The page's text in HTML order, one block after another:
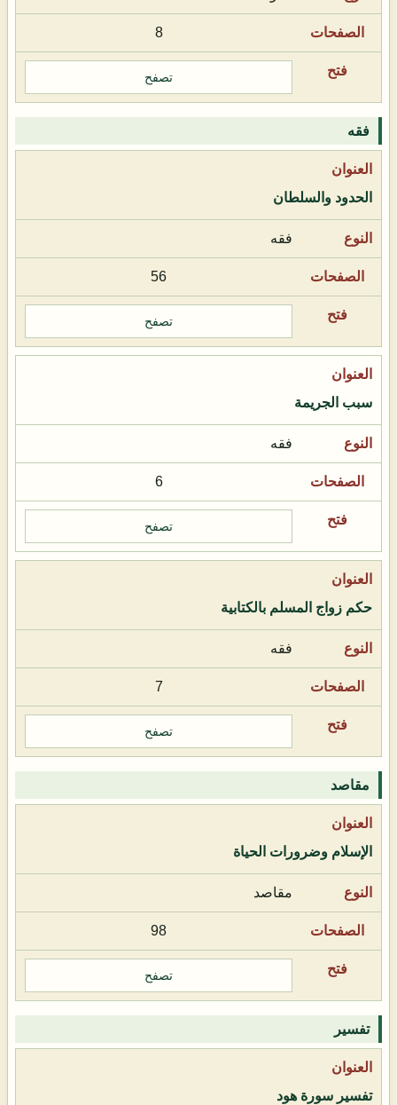
8
تصفح
فقه
الحدود والسلطان
فقه
56
تصفح
سبب الجريمة
فقه
6
تصفح
حكم زواج المسلم بالكتابية
فقه
7
تصفح
مقاصد
الإسلام وضرورات الحياة
مقاصد
98
تصفح
تفسير
تفسير سورة هود